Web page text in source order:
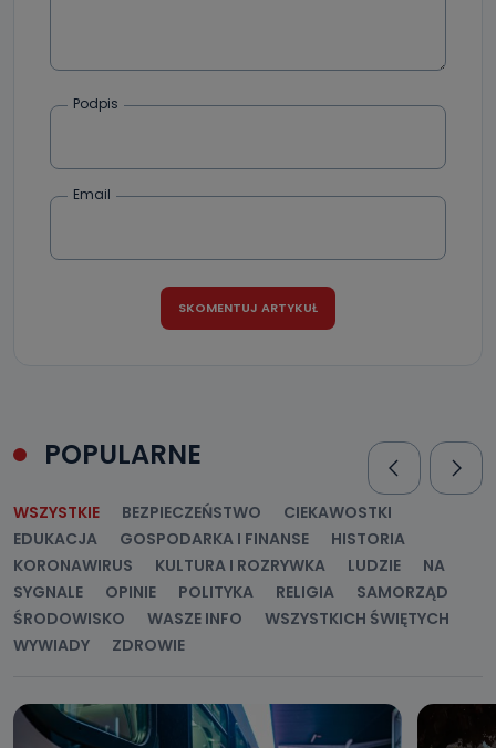
Podpis
Email
POPULARNE
WSZYSTKIE BEZPIECZEŃSTWO
CIEKAWOSTKI
EDUKACJA
GOSPODARKA I FINANSE
HISTORIA
KORONAWIRUS
KULTURA I ROZRYWKA LUDZIE
NA
SYGNALE
OPINIE POLITYKA RELIGIA
SAMORZĄD
ŚRODOWISKO
WASZE INFO
WSZYSTKICH ŚWIĘTYCH
WYWIADY
ZDROWIE